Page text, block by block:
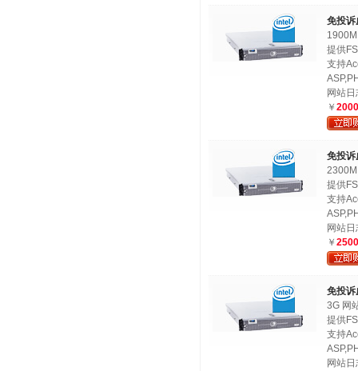
免投
提供
支持
网站日
￥ 2000
免投
提供
支持
网站日
￥ 2500
免投
3G 网
提供
支持
网站日